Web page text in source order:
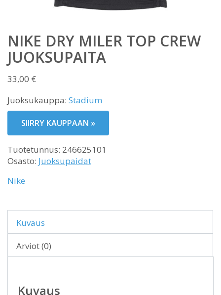
NIKE DRY MILER TOP CREW
JUOKSUPAITA
33,00 €
Juoksukauppa: Stadium
SIIRRY KAUPPAAN »
Tuotetunnus: 246625101
Osasto: Juoksupaidat
Nike
Kuvaus
Arviot (0)
Kuvaus